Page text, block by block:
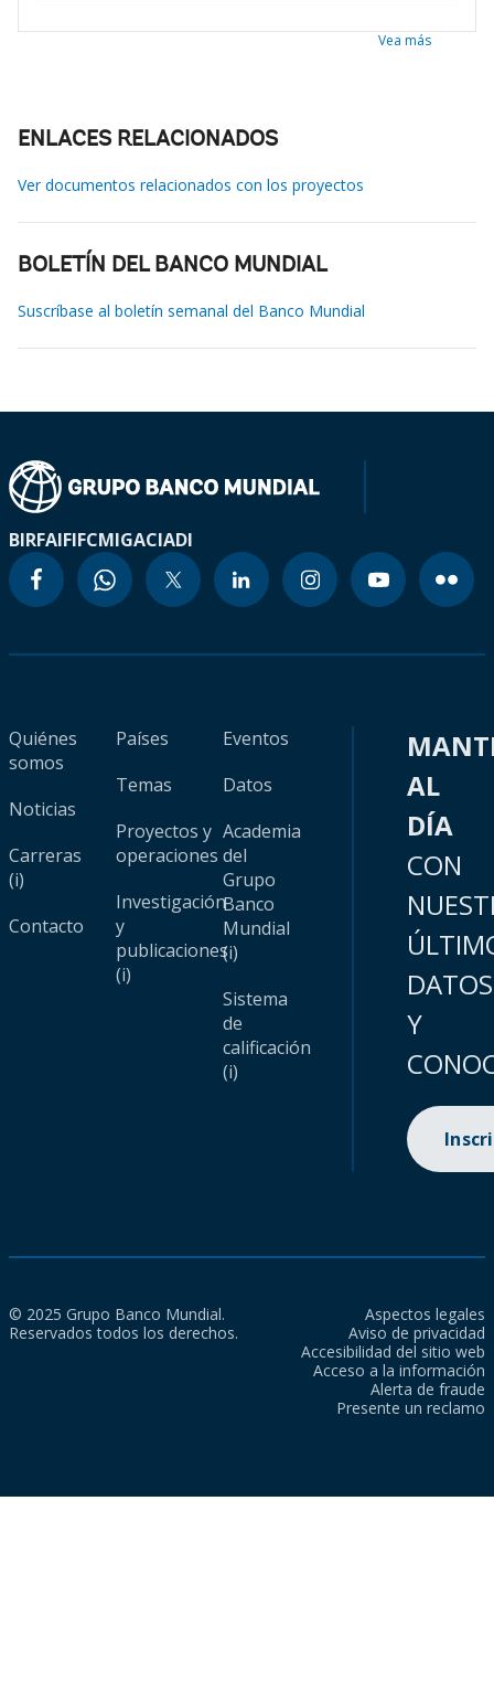
Vea más
ENLACES RELACIONADOS
Ver documentos relacionados con los proyectos
BOLETÍN DEL BANCO MUNDIAL
Suscríbase al boletín semanal del Banco Mundial
BIRFAIFIFCMIGACIADI
Quiénes
somos
Noticias
Carreras
(i)
Contacto
Países
Temas
Proyectos y
operaciones
Investigación
y
publicaciones
(i)
Eventos
Datos
Academia
del
Grupo
Banco
Mundial
(i)
Sistema
de
calificación
(i)
AL
DÍA
CON
DATOS
Y
© 2025 Grupo Banco Mundial.
Reservados todos los derechos.
Aspectos legales
Aviso de privacidad
Accesibilidad del sitio web
Acceso a la información
Alerta de fraude
Presente un reclamo